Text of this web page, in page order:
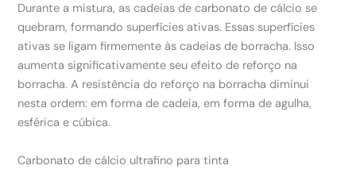
Durante a mistura, as cadeias de carbonato de cálcio se
quebram, formando superfícies ativas. Essas superfícies
ativas se ligam firmemente às cadeias de borracha. Isso
aumenta significativamente seu efeito de reforço na
borracha. A resistência do reforço na borracha diminui
nesta ordem: em forma de cadeia, em forma de agulha,
esférica e cúbica.
Carbonato de cálcio ultrafino para tinta